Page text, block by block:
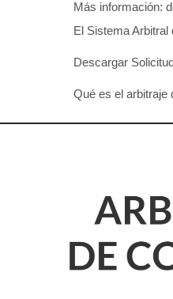
Más información:
El Sistema
Descargar
Qué es el